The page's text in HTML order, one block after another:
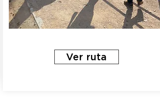
Ver ruta